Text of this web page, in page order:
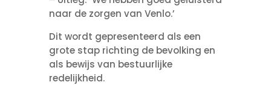
naar de zorgen van Venlo.’
Dit wordt gepresenteerd als een
grote stap richting de bevolking en
als bewijs van bestuurlijke
redelijkheid.